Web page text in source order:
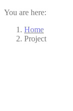
You are here:
Home
Project